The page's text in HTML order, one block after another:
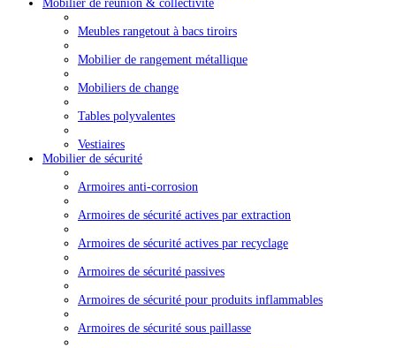
Mobilier de réunion & collectivité
Meubles rangetout à bacs tiroirs
Mobilier de rangement métallique
Mobiliers de change
Tables polyvalentes
Vestiaires
Mobilier de sécurité
Armoires anti-corrosion
Armoires de sécurité actives par extraction
Armoires de sécurité actives par recyclage
Armoires de sécurité passives
Armoires de sécurité pour produits inflammables
Armoires de sécurité sous paillasse